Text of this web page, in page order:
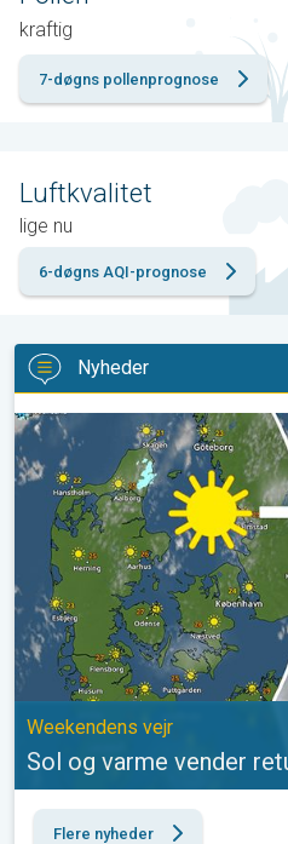
kraftig
7-døgns pollenprognose
Luftkvalitet
lige nu
6-døgns AQI-prognose
Nyheder
Sol og varme vender retur.
Weekendens vejr
Sol og varme vender
Flere nyheder